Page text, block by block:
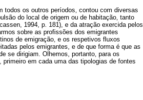
todos os outros períodos, contou com diversas
do local de origem ou de habitação, tanto
1994, p. 181), e da atração exercida pelos
sobre as profissões dos emigrantes
de emigração, e os respetivos fluxos
pelos emigrantes, e de que forma é que as
se dirigiam. Olhemos, portanto, para os
primeiro em cada uma das tipologias de fontes